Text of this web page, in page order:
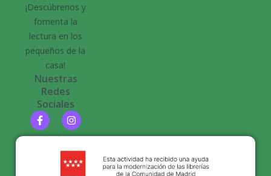
¡Descúbrenos y
fomenta la
lectura en los
pequeños de la
casa!
Nuestras
Redes
Sociales